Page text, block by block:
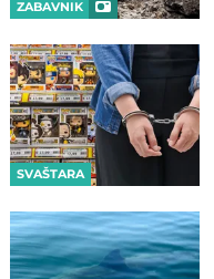
ZABAVNIK
SVAŠTARA